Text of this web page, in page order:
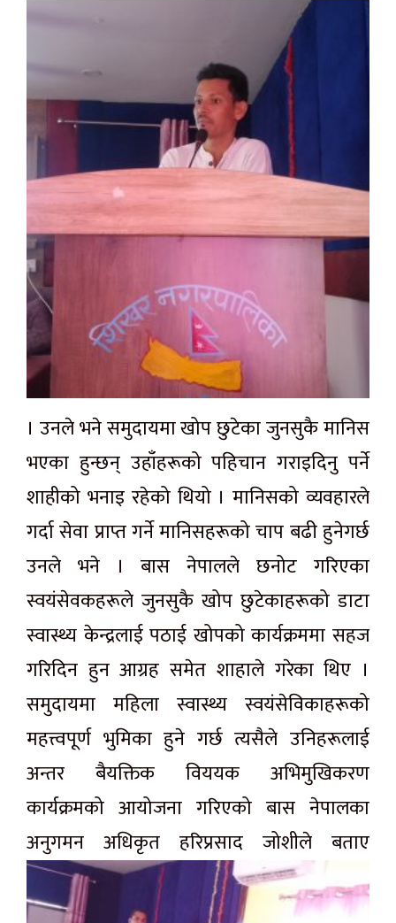
। उनले भने समुदायमा खोप छुटेका जुनसुकै मानिस
भएका हुन्छन् उहाँहरूको पहिचान गराइदिनु पर्ने
शाहीको भनाइ रहेको थियो । मानिसको व्यवहारले
गर्दा सेवा प्राप्त गर्ने मानिसहरूको चाप बढी हुनेगर्छ
उनले भने । बास नेपालले छनोट गरिएका
स्वयंसेवकहरूले जुनसुकै खोप छुटेकाहरूको डाटा
स्वास्थ्य केन्द्रलाई पठाई खोपको कार्यक्रममा सहज
गरिदिन हुन आग्रह समेत शाहाले गरेका थिए ।
समुदायमा महिला स्वास्थ्य स्वयंसेविकाहरूको
महत्त्वपूर्ण भुमिका हुने गर्छ त्यसैले उनिहरूलाई
अन्तर बैयक्तिक विययक अभिमुखिकरण
कार्यक्रमको आयोजना गरिएको बास नेपालका
अनुगमन अधिकृत हरिप्रसाद जोशीले बताए